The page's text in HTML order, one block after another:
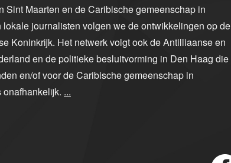
Sint Maarten en de Caribische gemeenschap in
journalisten volgen we de ontwikkelingen op de
Koninkrijk. Het netwerk volgt ook de Antilliaanse en
en de politieke besluitvorming in Den Haag die
en/of voor de Caribische gemeenschap in
...